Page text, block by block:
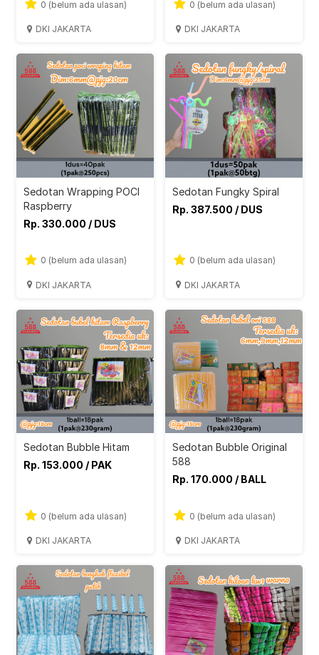
0 (belum ada ulasan)
DKI JAKARTA
0 (belum ada ulasan)
DKI JAKARTA
Sedotan Wrapping POCI
Raspberry
Rp. 330.000 / DUS
0 (belum ada ulasan)
DKI JAKARTA
Sedotan Fungky Spiral
Rp. 387.500 / DUS
0 (belum ada ulasan)
DKI JAKARTA
Sedotan Bubble Hitam
Rp. 153.000 / PAK
0 (belum ada ulasan)
DKI JAKARTA
Sedotan Bubble Original
588
Rp. 170.000 / BALL
0 (belum ada ulasan)
DKI JAKARTA